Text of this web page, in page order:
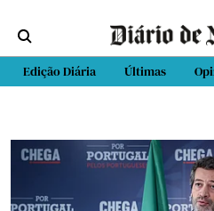
Edição Diária Últimas